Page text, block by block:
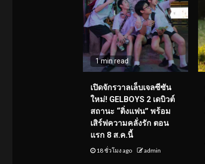
1 min read
เปิดจักรวาลเล็บเจลซีซัน
ใหม่! GELBOYS 2 เดบิวต์
สถานะ “ติ่งแฟน” พร้อม
เสิร์ฟความคลั่งรัก ตอน
แรก 8 ส.ค.นี้
18 ชั่วโมง ago admin